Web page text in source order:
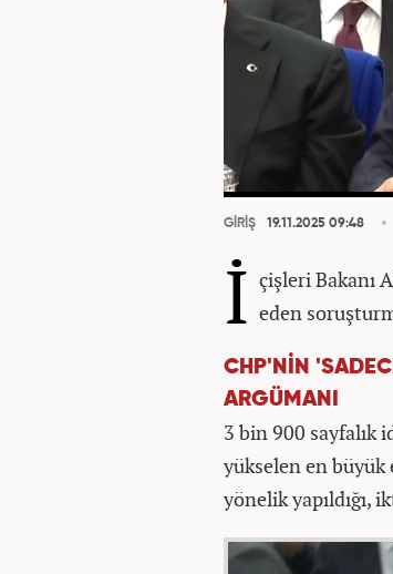
GİRİŞ 19.11.2025 09:48
İ çişleri Bakanı
eden
CHP'NİN
ARGÜMANI
3 bin 900 sayfalık
yükselen en
yönelik